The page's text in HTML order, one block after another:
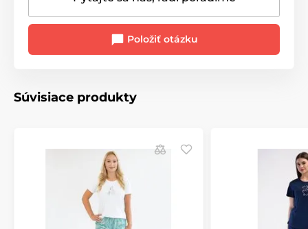
Položiť otázku
Súvisiace produkty